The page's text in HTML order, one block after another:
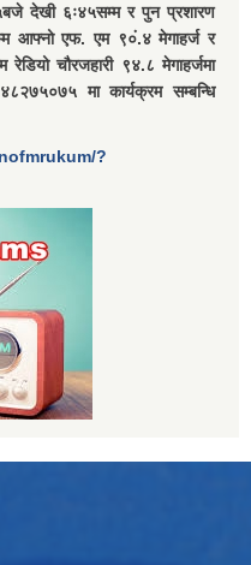
देखी ६ः४५सम्म र पुन प्रशारण
आफ्नो एफ. एम ९०ं.४ मेगाहर्ज र
चौरजहारी ९४.८ मेगाहर्जमा
मा कार्यक्रम सम्बन्धि
?